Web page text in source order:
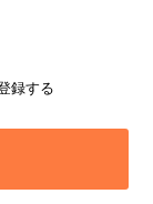
録する